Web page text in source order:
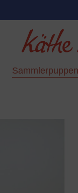
Sammlerpuppen